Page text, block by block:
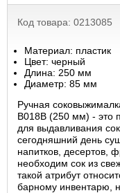
Код товара: 0213085
Материал: пластик
Цвет: черный
Длина: 250 мм
Диаметр: 85 мм
Ручная
B018B (250 мм) - это
для выдавливания
сегодняшний день
напитков, десертов,
необходим сок из
такой атрибут
барному инвентарю,